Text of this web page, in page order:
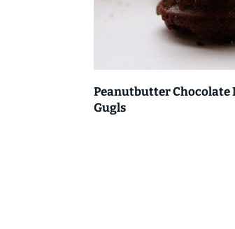
Peanutbutter Chocolate
Gugls